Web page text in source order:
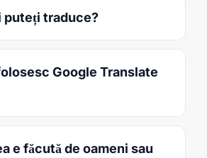
puteți traduce?
Google Translate
e făcută de oameni sau